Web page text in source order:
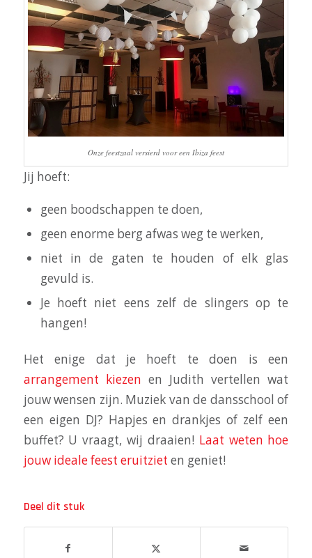
Onze feestzaal versierd voor een Ibiza feest
Jij hoeft:
geen boodschappen te doen,
geen enorme berg afwas weg te werken,
niet in de gaten te houden of elk glas
gevuld is.
Je hoeft niet eens zelf de slingers op te
hangen!
Het enige dat je hoeft te doen is een
arrangement kiezen en Judith vertellen wat
jouw wensen zijn. Muziek van de dansschool of
een eigen DJ? Hapjes en drankjes of zelf een
buffet? U vraagt, wij draaien! Laat weten hoe
jouw ideale feest eruitziet en geniet!
Deel dit stuk